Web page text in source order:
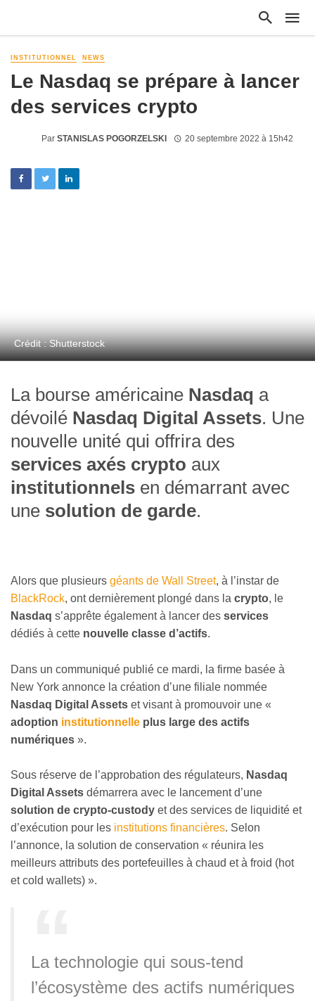
INSTITUTIONNEL NEWS
Le Nasdaq se prépare à lancer
des services crypto
Par STANISLAS POGORZELSKI 20 septembre 2022 à 15h42
Crédit : Shutterstock
La bourse américaine Nasdaq a
dévoilé Nasdaq Digital Assets. Une
nouvelle unité qui offrira des
services axés crypto aux
institutionnels en démarrant avec
une solution de garde.
Alors que plusieurs géants de Wall Street, à l’instar de
BlackRock, ont dernièrement plongé dans la crypto, le
Nasdaq s’apprête également à lancer des services
dédiés à cette nouvelle classe d’actifs.
Dans un communiqué publié ce mardi, la firme basée à
New York annonce la création d’une filiale nommée
Nasdaq Digital Assets et visant à promouvoir une «
adoption institutionnelle plus large des actifs
numériques ».
Sous réserve de l’approbation des régulateurs, Nasdaq
Digital Assets démarrera avec le lancement d’une
solution de crypto-custody et des services de liquidité et
d’exécution pour les institutions financières. Selon
l’annonce, la solution de conservation « réunira les
meilleurs attributs des portefeuilles à chaud et à froid (hot
et cold wallets) ».
La technologie qui sous-tend
l’écosystème des actifs numériques